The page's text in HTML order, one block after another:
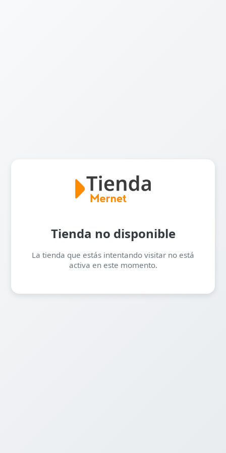
Tienda no disponible
La tienda que estás intentando visitar no está
activa en este momento.